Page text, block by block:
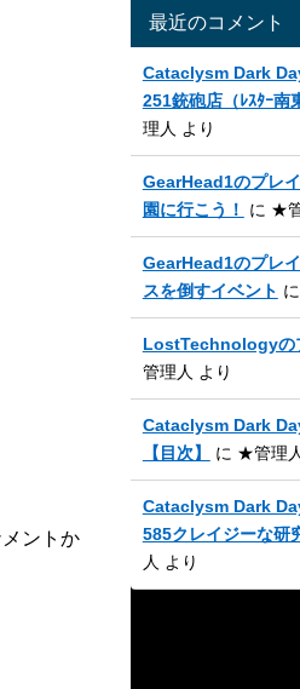
ントか
最近のコメント
Cataclysm Dark
251銃砲店（ﾚｽﾀｰ南
理人
より
GearHead1のプレ
園に行こう！
に ★
GearHead1のプレ
スを倒すイベント に
LostTechnologyの
管理人
より
Cataclysm Dark
【目次】
に ★管理人
Cataclysm Dark
585クレイジーな研
人
より